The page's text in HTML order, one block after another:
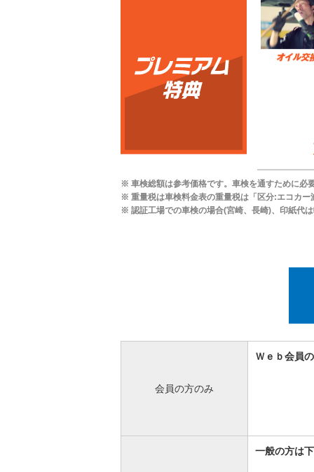
※ 車検総額は参考価格です。車検を通すために必
※ 重量税は車検料金表の重量税は「区分:エコカ
※ 認証工場での車検の場合(宮崎、長崎)、印紙代
会員の方のみ
Ｗｅｂ会員
一般の方は